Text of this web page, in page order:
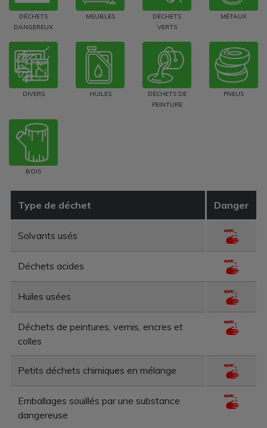
DÉCHETS
DANGEREUX
MEUBLES
DÉCHETS
VERTS
MÉTAUX
DIVERS HUILES
DÉCHETS DE
PEINTURE
PNEUS
BOIS
Type de déchet Danger
Solvants usés
Déchets acides
Huiles usées
Déchets de peintures, vernis, encres et
colles
Petits déchets chimiques en mélange
Emballages souillés par une substance
dangereuse